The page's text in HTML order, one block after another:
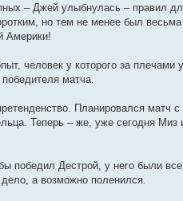
– Джей улыбнулась – правил
но тем не менее был
Америки!
человек у которого за плечами
матча.
Планировался матч
Теперь – же, уже сегодня Миз
победил Дестрой, у него были
а возможно поленился.